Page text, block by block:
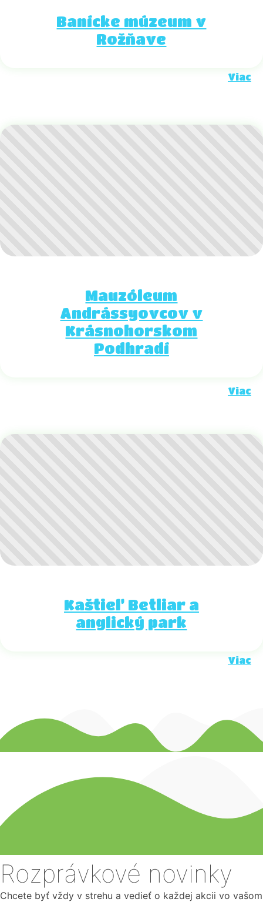
Banícke múzeum v
Rožňave
Viac
Mauzóleum
Andrássyovcov v
Krásnohorskom
Podhradí
Viac
Kaštieľ Betliar a
anglický park
Viac
Rozprávkové novinky
Chcete byť vždy v strehu a vedieť o každej akcii vo vašom